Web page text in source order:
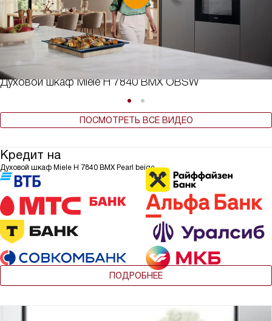
Духовой шкаф Miele H 7840 BMX OBSW
ПОСМОТРЕТЬ ВСЕ ВИДЕО
Кредит на
Духовой шкаф Miele H 7840 BMX Pearl beige
ПОДРОБНЕЕ